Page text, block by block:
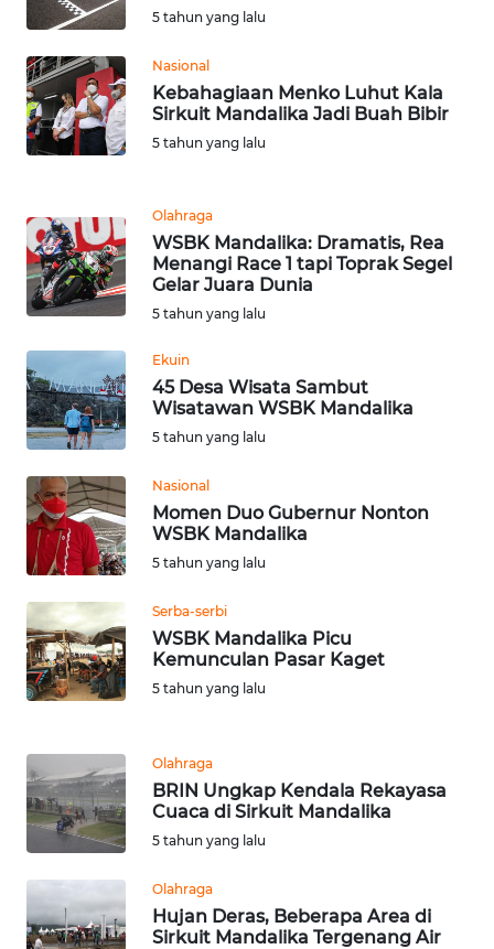
5 tahun yang lalu
Nasional
Kebahagiaan Menko Luhut Kala
Sirkuit Mandalika Jadi Buah Bibir
5 tahun yang lalu
Olahraga
WSBK Mandalika: Dramatis, Rea
Menangi Race 1 tapi Toprak Segel
Gelar Juara Dunia
5 tahun yang lalu
Ekuin
45 Desa Wisata Sambut
Wisatawan WSBK Mandalika
5 tahun yang lalu
Nasional
Momen Duo Gubernur Nonton
WSBK Mandalika
5 tahun yang lalu
Serba-serbi
WSBK Mandalika Picu
Kemunculan Pasar Kaget
5 tahun yang lalu
Olahraga
BRIN Ungkap Kendala Rekayasa
Cuaca di Sirkuit Mandalika
5 tahun yang lalu
Olahraga
Hujan Deras, Beberapa Area di
Sirkuit Mandalika Tergenang Air
SULBAR
WN
BABEL
WN
SUMSEL
BENGKULU
WN
LAMPUNG
WN
JATENG
WN
WN
JOGJA
JATIM
WN
BALI
WN
KALBAR